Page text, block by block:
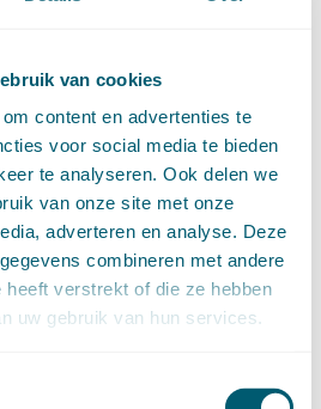
van cookies
content en advertenties te
voor social media te bieden
te analyseren. Ook delen we
van onze site met onze
adverteren en analyse. Deze
combineren met andere
heeft verstrekt of die ze hebben
uw gebruik van hun services.
vastgesteld. Het zal
waarop de in de
uitzondering doelt,
Dit gegeven in
dat het hier om een
gaat, heeft ons tot het
uitzondering niet in het